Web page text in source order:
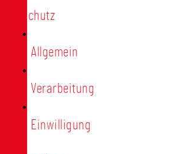
Datenschutz
Allgemein
Verarbeitung
Einwilligung